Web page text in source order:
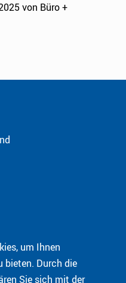
von Büro +
um Ihnen
Durch die
Sie sich mit der